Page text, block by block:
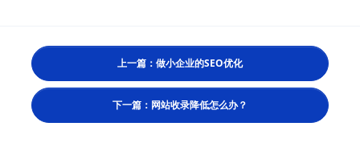
上一篇：做小企业的SEO优化
下一篇：网站收录降低怎么办？